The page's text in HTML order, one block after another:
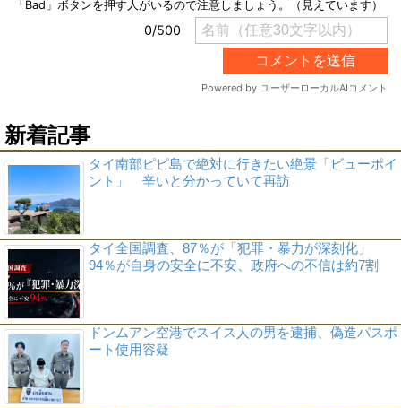
新着記事
タイ南部ピピ島で絶対に行きたい絶景「ビューポイ
ント」 辛いと分かっていて再訪
タイ全国調査、87％が「犯罪・暴力が深刻化」
94％が自身の安全に不安、政府への不信は約7割
ドンムアン空港でスイス人の男を逮捕、偽造パスポ
ート使用容疑